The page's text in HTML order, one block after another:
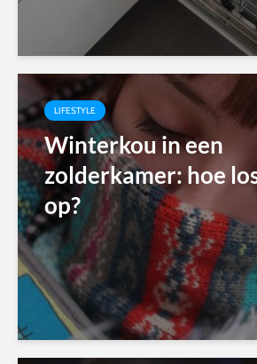
LIFESTYLE
Winterkou in een
zolderkamer: hoe
op?